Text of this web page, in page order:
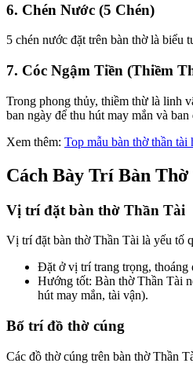
6. Chén Nước (5 Chén)
5 chén nước đặt trên bàn thờ là biểu
7. Cóc Ngậm Tiền (Thiềm
Trong phong thủy, thiềm thừ là linh
ban ngày để thu hút may mắn và
Xem thêm: Top mẫu bàn thờ thần
Cách Bày Trí Bàn
Vị trí đặt bàn thờ Thần Tài
Vị trí đặt bàn thờ Thần Tài là yếu tố
Đặt ở vị trí trang trọng, thoáng
Hướng tốt: Bàn thờ Thần Tài
hút may mắn, tài vận).
Bố trí đồ thờ cúng
Các đồ thờ cúng trên bàn thờ Thần